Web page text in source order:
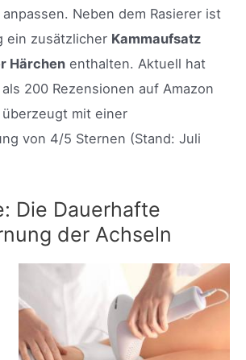
Neben dem Rasierer ist
ein zusätzlicher Kammaufsatz
Härchen enthalten. Aktuell hat
200 Rezensionen auf Amazon
mit einer
von 4/5 Sternen (Stand: Juli
Die Dauerhafte
der Achseln